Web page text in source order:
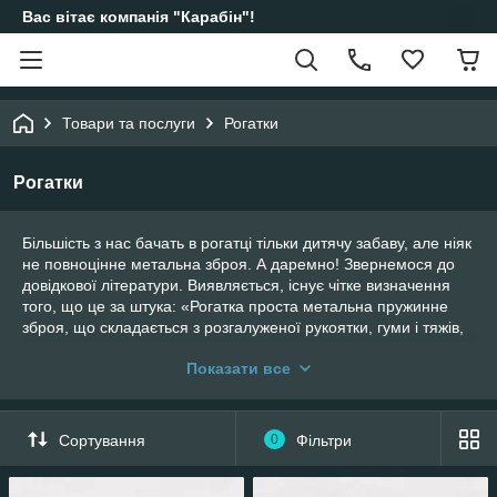
Вас вітає компанія "Карабін"!
Товари та послуги Рогатки
Рогатки
Більшість з нас бачать в рогатці тільки дитячу забаву, але ніяк
не повноцінне метальна зброя. А даремно! Звернемося до
довідкової літератури. Виявляється, існує чітке визначення
того, що це за штука: «Рогатка проста метальна пружинне
зброя, що складається з розгалуженої рукоятки, гуми і тяжів,
Купити рогатки провідних виробників Ви
інтернет-магазину.
Провідні позиції у випуску сучасних рогаток займають фірми
Показати все
Сортування 0 Фільтри